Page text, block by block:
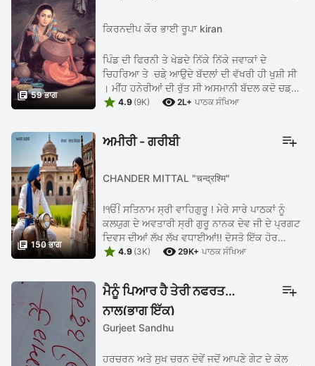
 59 ਭਾਗ
ਕਿਰਨਦੀਪ ਕੌਰ ਭਾਈ ਰੂਪਾ kiran
‌‌ਪਿੰਡ ਦੀ ਫਿਰਨੀ ਤੇ ਖੇਡਦੇ ਨਿੱਕੇ ਨਿੱਕੇ ਜਵਾਕਾਂ ਦੇ
ਚਿਹਰਿਆ ਤੇ ਚਡ਼ੇ ਆਉਦੇ ਬੱਦਲਾਂ ਦੀ ਵੱਖਰੀ ਹੀ ਖੁਸ਼ੀ ਸੀ
। ਮੀਂਹ ਹਨੇਰੀਆਂ ਦੀ ਰੁੱਤ ਸੀ ਅਸਮਾਨੀ ਬੱਦਲ ਕਦੋ ਚਡ਼ਕੇ
ਆਉਦਾ ਤੇ ਅਸਮਾਨ ਨੂੰ ਗੰਦਲਾ ਜਾ ਕਦੇ ਮੀਂਹ ਪਾ ਦਰੱਖਤਾਂ
 4.9 (9K)  2L+ ਪਾਠਕ ਸੰਖਿਆ
 150 ਭਾਗ
ਅਮੀਰੀ - ਗਰੀਬੀ
CHANDER MITTAL "चन्द्रश्मि"
!ੴ! ਸਤਿਨਾਮ ਸ੍ਰੀ ਵਾਹਿਗੁਰੂ ! ਮੇਰੇ ਸਾਰੇ ਪਾਠਕਾਂ ਨੂੰ
ਕਲਯੁਗ ਦੇ ਅਵਤਾਰੀ ਸ੍ਰੀ ਗੁਰੂ ਨਾਨਕ ਦੇਵ ਜੀ ਦੇ ਪ੍ਰਗਟ
ਦਿਵਸ ਦੀਆਂ ਲੱਖ ਲੱਖ ਵਧਾਈਆਂ!! ਦੋਸਤੋ ਇੱਕ ਹੋਰ
ਕਹਾਣੀ ਲੈ ਕੇ ਹਾਜ਼ਿਰ ਹਾਂ ਆਪ ਜੀ ਦੀ ਖਿਦਮਤ ਚ! ਉੱਮੀਦ
ਬਖਸ਼ੋਂਗੇ! ਪੇਸ਼ੇ ਖਿਦਮਤ ਹੈ ਮੇਰੀ ਨਵੀਂ ਕਹਾਣੀ " ਅਮੀਰੀ -
ਗ਼ਰੀਬੀ " disclaimer ;- ਇਸ ਕਹਾਣੀ ਦੇ ਪਾਤਰ
ਘਟਨਾਵਾਂ ਸਥਾਨ ਤੇ ਨਾਮ ਪੂਰੀ ਤਰ੍ਹਾਂ ਨਾਲ ਕਾਲਪਨਿਕ ਨੇ!
ਕਿਸੇ ਦਾ ਵੀ ਕਿਸੀ ਜ਼ਿੰਦਾ ਜਾਂ ਮਰੇ ਹੋਏ ਵਿਅਕਤੀ ਨਾਲ
ਕੋਈ ਤਾਲੁਕ ਨਹੀਂ ਹੈ! ਇਹ ਕਹਾਣੀ ਸਿਰਫ ਤੇ ਸਿਰਫ ਲੇਖਕ
 4.9 (3K)  29K+ ਪਾਠਕ ਸੰਖਿਆ
ਮੈਨੂੰ ਪਿਆਰ ਹੈ ਤੇਰੀ ਨਫਰਤ
ਨਾਲ(ਭਾਗ ਇੱਕ)
Gurjeet Sandhu
ਹਰਚਰਨ ਅਤੇ ਸੁਖ ਚਰਨ ਦੋਵੇਂ ਜਦੋਂ ਆਪਣੇ ਗੇਟ ਦੇ ਕੋਲ